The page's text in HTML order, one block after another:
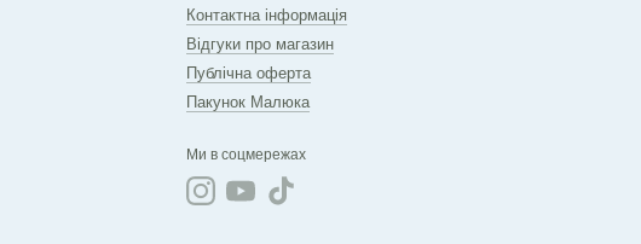
Контактна інформація
Відгуки про магазин
Публічна оферта
Пакунок Малюка
Ми в соцмережах